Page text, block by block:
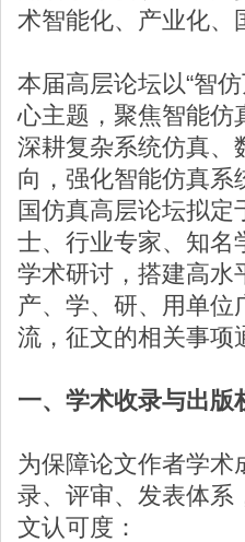
术智能化、产业化、
本届高层论坛以“智
心主题，聚焦智能仿
深耕复杂系统仿真、
向，强化智能仿真系
国仿真高层论坛拟
士、行业专家、知名
学术研讨，搭建高水
产、学、研、用单
流，征文的相关事项
一、学术收录与出版
为保障论文作者学术
录、评审、发表体系
文认可度：